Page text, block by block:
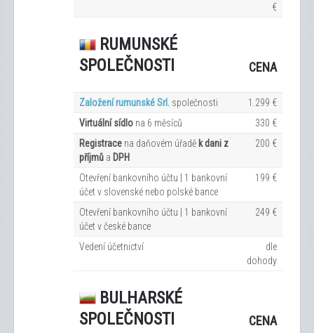
€
RUMUNSKÉ
SPOLEČNOSTI
CENA
Založení rumunské Srl. společnosti
1.299 €
Virtuální sídlo na 6 měsíců
330 €
Registrace na daňovém úřadě k dani z
příjmů a DPH
200 €
Otevření bankovního účtu | 1 bankovní
účet v slovenské nebo polské bance
199 €
Otevření bankovního účtu | 1 bankovní
účet v české bance
249 €
Vedení účetnictví
dle
dohody
BULHARSKÉ
SPOLEČNOSTI
CENA